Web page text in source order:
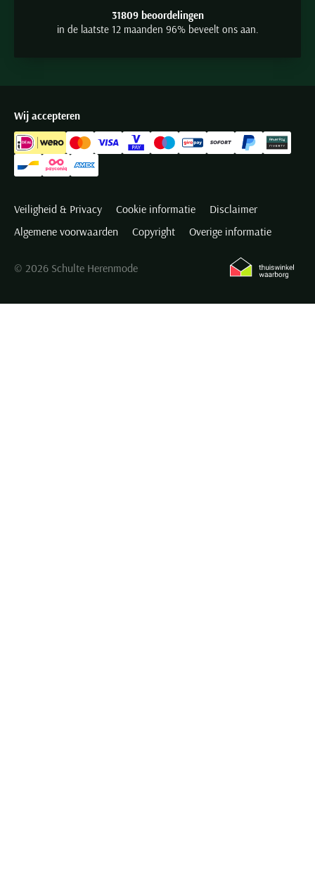
31809 beoordelingen
in de laatste 12 maanden 96% beveelt ons aan.
Wij accepteren
Veiligheid & Privacy Cookie informatie
Disclaimer
Algemene voorwaarden
Copyright Overige informatie
© 2026 Schulte Herenmode